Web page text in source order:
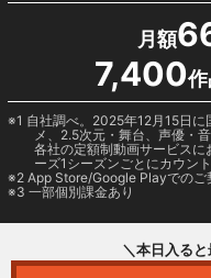
月額
7,400
1 自社調べ。2025年12月15日
メ、2.5次元・舞台、声優・
各社の定額制動画サービスに
ーズ1シーズンごとにカウント
2 App Store/Google Playでのご
3 一部個別課金あり
＼本日入ると